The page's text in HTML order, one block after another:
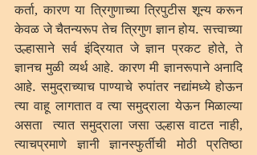
कर्ता, कारण या त्रिगुणाच्या त्रिपुटीस शून्य करून
केवळ जे चैतन्यरूप तेच त्रिगुण ज्ञान होय. सत्त्वाच्या
उल्हासाने सर्व इंद्रियात जे ज्ञान प्रकट होते, ते
ज्ञानच मुळी व्यर्थ आहे. कारण मी ज्ञानरूपाने अनादि
आहे. समुद्राच्याच पाण्याचे रुपांतर नद्यांमध्ये होऊन
त्या वाहू लागतात व त्या समुद्राला येऊन मिळाल्या
असता  त्यात समुद्राला जसा उल्हास वाटत नाही,
त्याचप्रमाणे ज्ञानी ज्ञानस्फुर्तीची मोठी प्रतिष्ठा